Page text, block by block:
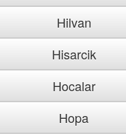
Hilvan
Hisarcik
Hocalar
Hopa